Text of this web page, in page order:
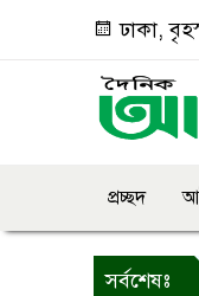
ঢাকা,
প্রচ্ছদ
সর্বশেষঃ